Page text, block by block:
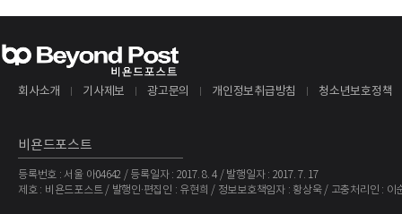
회사소개 기사제보 광고문의 개인정보취급방침 청소년보호정책
비욘드포스트
등록번호 : 서울 아04642 / 등록일자 : 2017. 8. 4 / 발행일자 : 2017. 7. 17
제호 : 비욘드포스트 / 발행인·편집인 : 유현희 / 정보보호책임자 : 황상욱 / 고충처리인 : 이